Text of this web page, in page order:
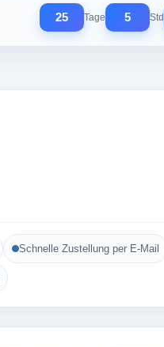
25 Tage 5 Std
Schnelle Zustellung per E-Mail